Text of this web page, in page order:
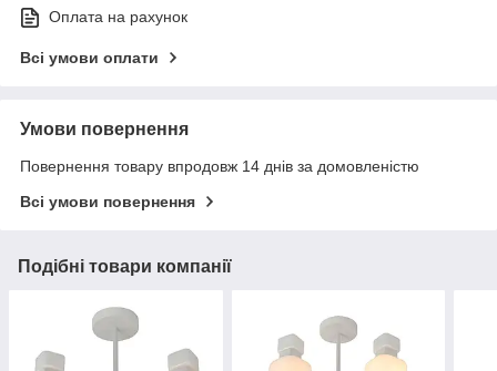
Оплата на рахунок
Всі умови оплати
Умови повернення
Повернення товару впродовж 14 днів за домовленістю
Всі умови повернення
Подібні товари компанії